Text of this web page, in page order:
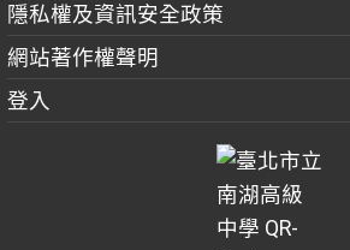
隱私權及資訊安全政策
網站著作權聲明
登入